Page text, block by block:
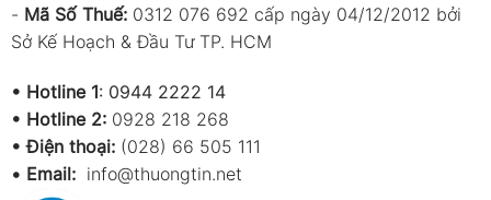
- Mã Số Thuế: 0312 076 692 cấp ngày 04/12/2012 bởi
Sở Kế Hoạch & Đầu Tư TP. HCM
• Hotline 1: 0944 2222 14
• Hotline 2: 0928 218 268
• Điện thoại: (028) 66 505 111
• Email: info@thuongtin.net